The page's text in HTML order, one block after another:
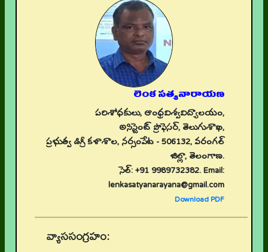
లెంక సత్యనారాయణ
పరిశోధకులు, ఆంధ్రవిశ్వవిద్యాలయం,
అసిస్టెంట్ ప్రొఫెసర్, తెలుగుశాఖ,
ప్రభుత్వ డిగ్రీ కళాశాల, నర్సంపేట - 506132, వరంగల్
జిల్లా, తెలంగాణ.
సెల్: +91 9989732382. Email:
lenkasatyanarayana@gmail.com
Download PDF
వ్యాససంగ్రహం: